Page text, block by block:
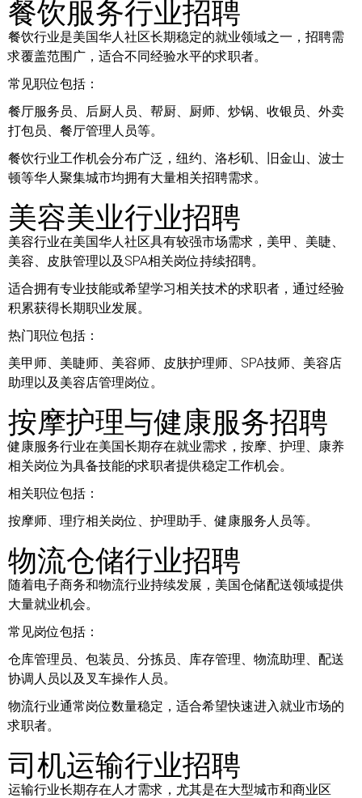
餐饮服务行业招聘
餐饮行业是美国华人社区长期稳定的就业领域之一，招聘需
求覆盖范围广，适合不同经验水平的求职者。
常见职位包括：
餐厅服务员、后厨人员、帮厨、厨师、炒锅、收银员、外卖
打包员、餐厅管理人员等。
餐饮行业工作机会分布广泛，纽约、洛杉矶、旧金山、波士
顿等华人聚集城市均拥有大量相关招聘需求。
美容美业行业招聘
美容行业在美国华人社区具有较强市场需求，美甲、美睫、
美容、皮肤管理以及SPA相关岗位持续招聘。
适合拥有专业技能或希望学习相关技术的求职者，通过经验
积累获得长期职业发展。
热门职位包括：
美甲师、美睫师、美容师、皮肤护理师、SPA技师、美容店
助理以及美容店管理岗位。
按摩护理与健康服务招聘
健康服务行业在美国长期存在就业需求，按摩、护理、康养
相关岗位为具备技能的求职者提供稳定工作机会。
相关职位包括：
按摩师、理疗相关岗位、护理助手、健康服务人员等。
物流仓储行业招聘
随着电子商务和物流行业持续发展，美国仓储配送领域提供
大量就业机会。
常见岗位包括：
仓库管理员、包装员、分拣员、库存管理、物流助理、配送
协调人员以及叉车操作人员。
物流行业通常岗位数量稳定，适合希望快速进入就业市场的
求职者。
司机运输行业招聘
运输行业长期存在人才需求，尤其是在大型城市和商业区